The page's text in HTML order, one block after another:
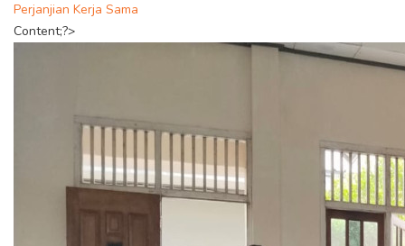
Perjanjian Kerja Sama
Content;?>